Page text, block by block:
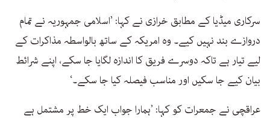
سرکاری میڈیا کے مطابق خرازی نے کہا: ’اسلامی جمہوریہ نے تمام
دروازے بند نہیں کیے۔ وہ امریکہ کے ساتھ بالواسطہ مذاکرات کے
لیے تیار ہے تاکہ دوسرے فریق کا اندازہ لگایا جا سکے، اپنے شرائط
بیان کیے جا سکیں اور مناسب فیصلہ کیا جا سکے۔‘
عراقچی نے جمعرات کو کہا: ’ہمارا جواب ایک خط پر مشتمل ہے